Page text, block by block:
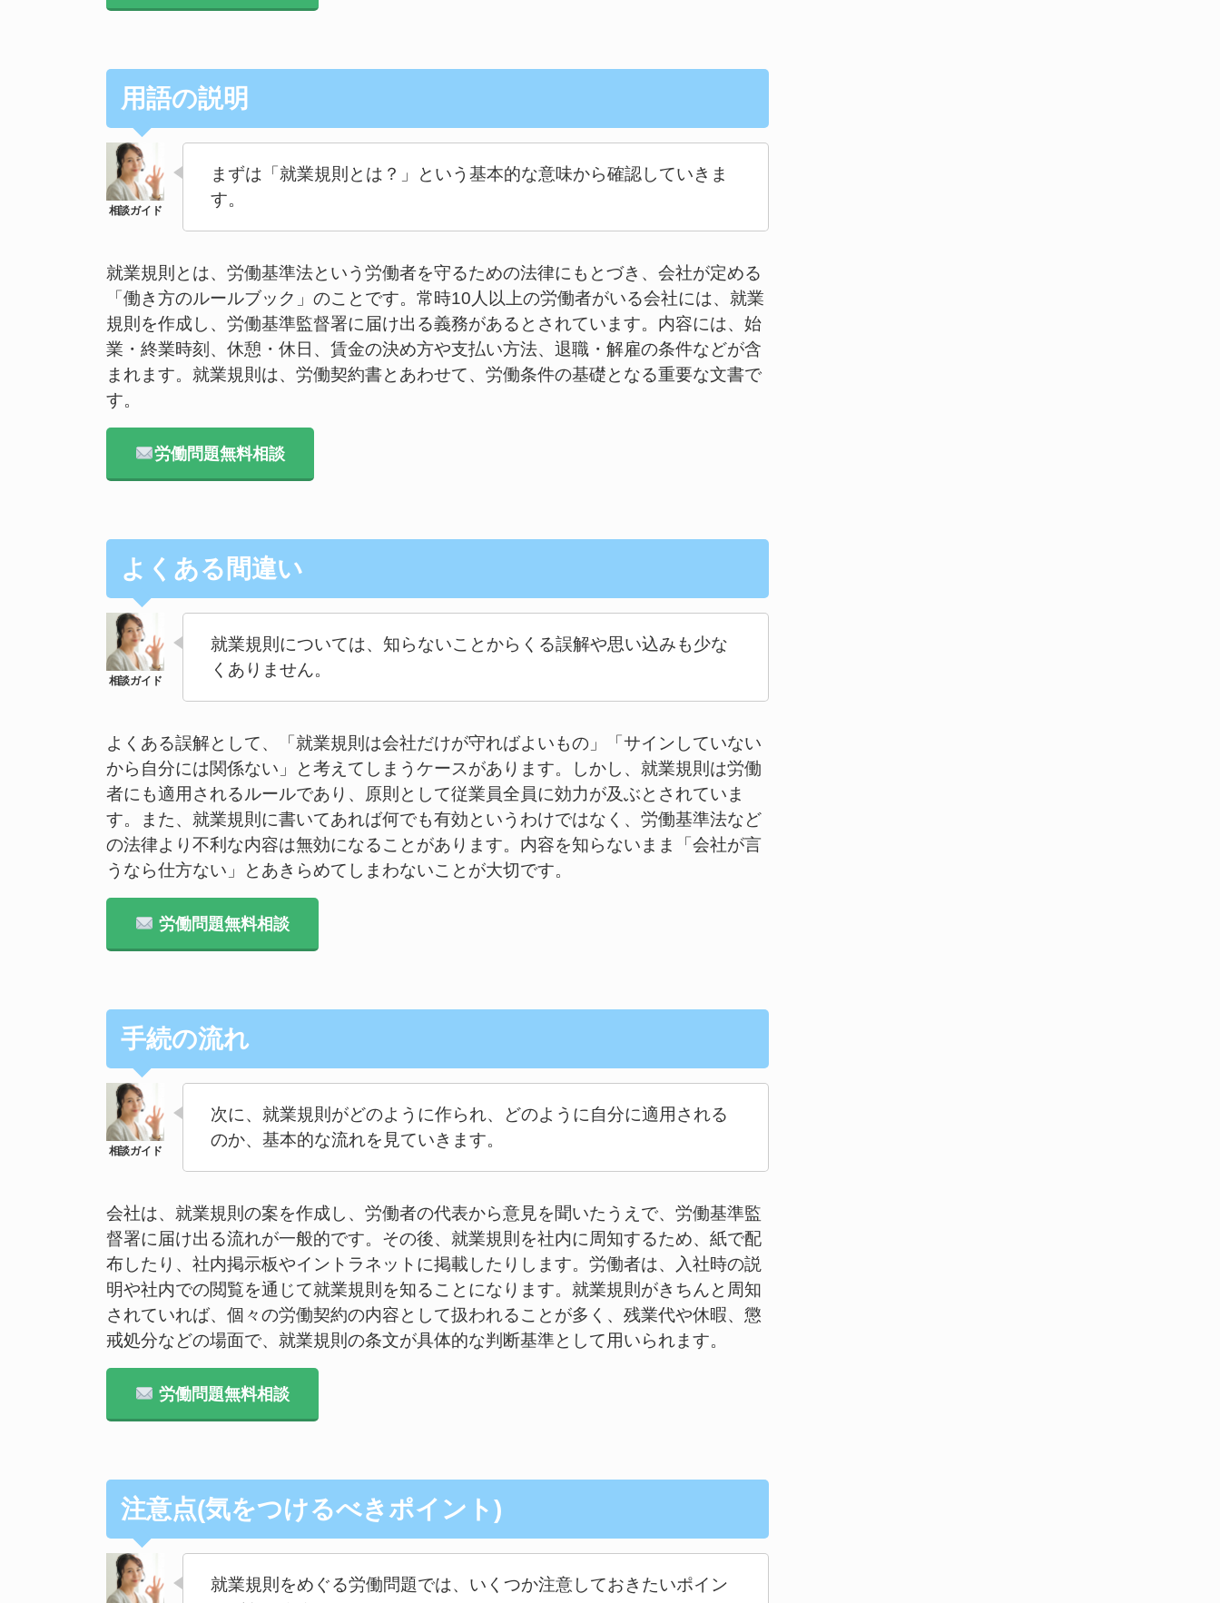
用語の説明
まずは「就業規則とは？」という基本的な意味から確認していきま
す。
就業規則とは、労働基準法という労働者を守るための法律にもとづき、会社が定める
「働き方のルールブック」のことです。常時10人以上の労働者がいる会社には、就業
規則を作成し、労働基準監督署に届け出る義務があるとされています。内容には、始
業・終業時刻、休憩・休日、賃金の決め方や支払い方法、退職・解雇の条件などが含
まれます。就業規則は、労働契約書とあわせて、労働条件の基礎となる重要な文書で
す。
労働問題無料相談
よくある間違い
就業規則については、知らないことからくる誤解や思い込みも少な
くありません。
よくある誤解として、「就業規則は会社だけが守ればよいもの」「サインしていない
から自分には関係ない」と考えてしまうケースがあります。しかし、就業規則は労働
者にも適用されるルールであり、原則として従業員全員に効力が及ぶとされていま
す。また、就業規則に書いてあれば何でも有効というわけではなく、労働基準法など
の法律より不利な内容は無効になることがあります。内容を知らないまま「会社が言
うなら仕方ない」とあきらめてしまわないことが大切です。
労働問題無料相談
手続の流れ
次に、就業規則がどのように作られ、どのように自分に適用される
のか、基本的な流れを見ていきます。
会社は、就業規則の案を作成し、労働者の代表から意見を聞いたうえで、労働基準監
督署に届け出る流れが一般的です。その後、就業規則を社内に周知するため、紙で配
布したり、社内掲示板やイントラネットに掲載したりします。労働者は、入社時の説
明や社内での閲覧を通じて就業規則を知ることになります。就業規則がきちんと周知
されていれば、個々の労働契約の内容として扱われることが多く、残業代や休暇、懲
戒処分などの場面で、就業規則の条文が具体的な判断基準として用いられます。
労働問題無料相談
注意点(気をつけるべきポイント)
就業規則をめぐる労働問題では、いくつか注意しておきたいポイン